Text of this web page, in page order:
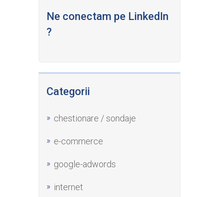
Ne conectam pe LinkedIn
?
Categorii
chestionare / sondaje
e-commerce
google-adwords
internet